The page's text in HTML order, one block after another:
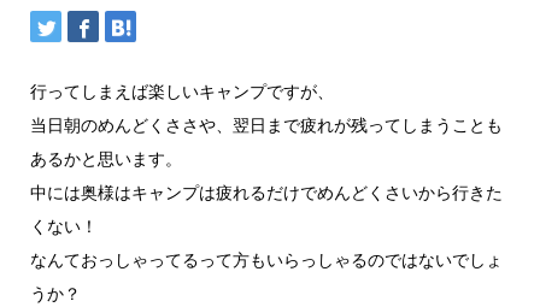
行ってしまえば楽しいキャンプですが、
当日朝のめんどくささや、翌日まで疲れが残ってしまうことも
あるかと思います。
中には奥様はキャンプは疲れるだけでめんどくさいから行きた
くない！
なんておっしゃってるって方もいらっしゃるのではないでしょ
うか？